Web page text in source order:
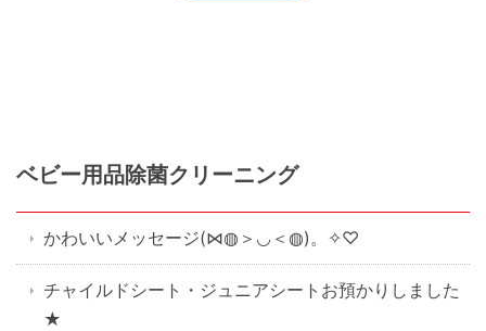
ベビー用品除菌クリーニング
かわいいメッセージ(⋈◍＞◡＜◍)。✧♡
チャイルドシート・ジュニアシートお預かりしました
★